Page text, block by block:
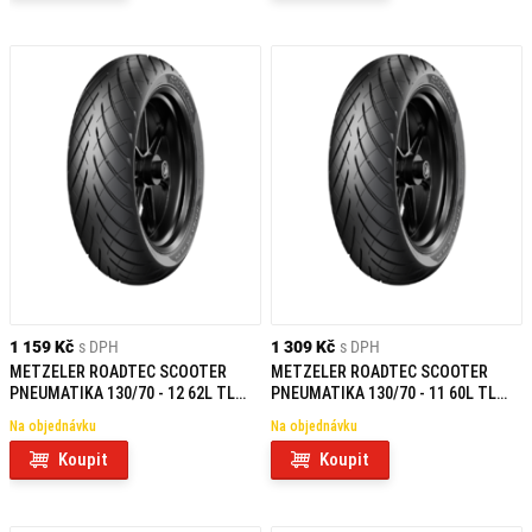
1 159 Kč s DPH
METZELER ROADTEC SCOOTER
PNEUMATIKA 130/70 - 12 62L TL
Na objednávku
Koupit
1 309 Kč s DPH
METZELER ROADTEC SCOOTER
PNEUMATIKA 130/70 - 11 60L TL
Na objednávku
Koupit